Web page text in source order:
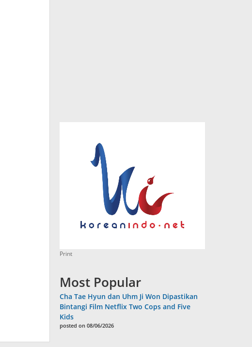
Print
Most Popular
Cha Tae Hyun dan Uhm Ji Won Dipastikan
Bintangi Film Netflix Two Cops and Five
Kids
posted on 08/06/2026